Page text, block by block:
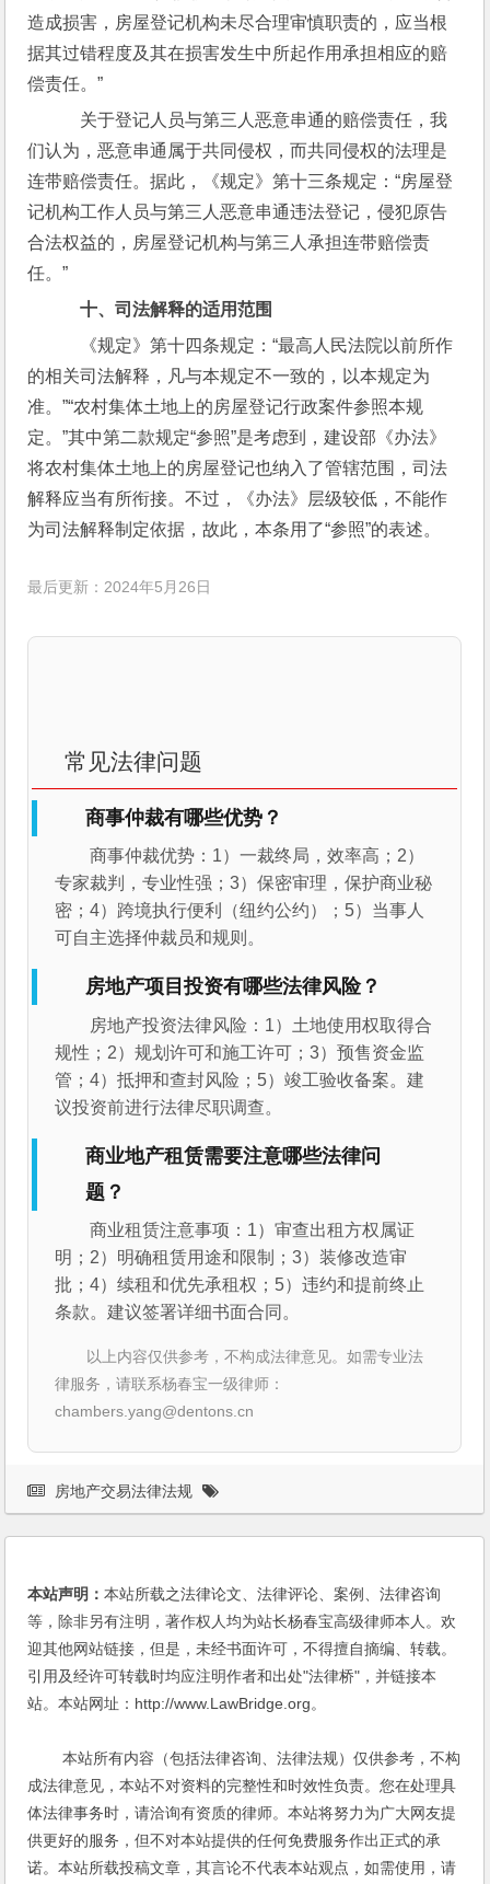
造成损害，房屋登记机构未尽合理审慎职责的，应当根
据其过错程度及其在损害发生中所起作用承担相应的赔
偿责任。”
关于登记人员与第三人恶意串通的赔偿责任，我
们认为，恶意串通属于共同侵权，而共同侵权的法理是
连带赔偿责任。据此，《规定》第十三条规定：“房屋登
记机构工作人员与第三人恶意串通违法登记，侵犯原告
合法权益的，房屋登记机构与第三人承担连带赔偿责
任。”
十、司法解释的适用范围
《规定》第十四条规定：“最高人民法院以前所作
的相关司法解释，凡与本规定不一致的，以本规定为
准。”“农村集体土地上的房屋登记行政案件参照本规
定。”其中第二款规定“参照”是考虑到，建设部《办法》
将农村集体土地上的房屋登记也纳入了管辖范围，司法
解释应当有所衔接。不过，《办法》层级较低，不能作
为司法解释制定依据，故此，本条用了“参照”的表述。
最后更新：2024年5月26日
常见法律问题
商事仲裁有哪些优势？
商事仲裁优势：1）一裁终局，效率高；2）
专家裁判，专业性强；3）保密审理，保护商业秘
密；4）跨境执行便利（纽约公约）；5）当事人
可自主选择仲裁员和规则。
房地产项目投资有哪些法律风险？
房地产投资法律风险：1）土地使用权取得合
规性；2）规划许可和施工许可；3）预售资金监
管；4）抵押和查封风险；5）竣工验收备案。建
议投资前进行法律尽职调查。
商业地产租赁需要注意哪些法律问
题？
商业租赁注意事项：1）审查出租方权属证
明；2）明确租赁用途和限制；3）装修改造审
批；4）续租和优先承租权；5）违约和提前终止
条款。建议签署详细书面合同。
以上内容仅供参考，不构成法律意见。如需专业法
律服务，请联系杨春宝一级律师：
chambers.yang@dentons.cn
房地产交易法律法规
本站声明：本站所载之法律论文、法律评论、案例、法律咨询
等，除非另有注明，著作权人均为站长杨春宝高级律师本人。欢
迎其他网站链接，但是，未经书面许可，不得擅自摘编、转载。
引用及经许可转载时均应注明作者和出处"法律桥"，并链接本
站。本站网址：http://www.LawBridge.org。
本站所有内容（包括法律咨询、法律法规）仅供参考，不构
成法律意见，本站不对资料的完整性和时效性负责。您在处理具
体法律事务时，请洽询有资质的律师。本站将努力为广大网友提
供更好的服务，但不对本站提供的任何免费服务作出正式的承
诺。本站所载投稿文章，其言论不代表本站观点，如需使用，请